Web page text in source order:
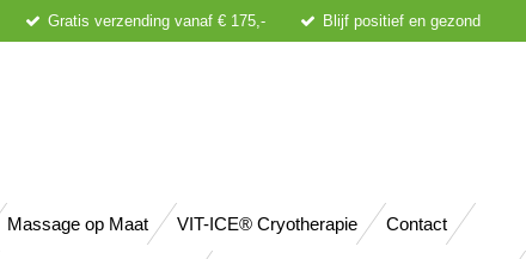
Gratis verzending vanaf € 175,- Blijf positief en gezond
Massage op Maat VIT-ICE® Cryotherapie Contact